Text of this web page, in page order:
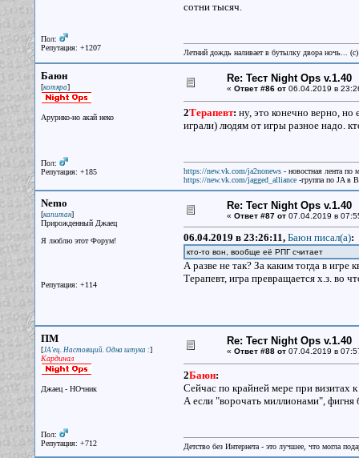
Пол:
Репутация: +1207
сотни тысяч.
Летний дождь наливает в бутылку двора ночь...
Баюн
[котяра]
Арурико-но акай неко
Пол:
Репутация: +185
Re: Тест Night Ops v.1.40
« Ответ #86 от06.04.2019 в
2Терапевт: ну, это конечно верно,
играли) людям от игры разное надо.
https://new.vk.com/ja2nonews- новостная лента по
https://new.vk.com/jagged_alliance-группа по JA в
Nemo
[капитан]
Прирожденный Джаец
Я люблю этот Форум!
Репутация: +114
Re: Тест Night Ops v.1.40
« Ответ #87 от07.04.2019 в
06.04.2019 в 23:26:11, Баюн писал(a):
кто-то вон, вообще её РПГ считает
А разве не так? За каким тогда в
Терапевт, игра превращается х.з. во
ПМ
[JA'ец. Настоящий. Одна штука :]
Кардинал
Джаец - НОчник
Пол:
Репутация: +712
Re: Тест Night Ops v.1.40
« Ответ #88 от07.04.2019 в
2Баюн:
Сейчас по крайней мере при визитах
А если "ворочать миллионами", фигня
Детство без Интернета - это лучшее, что могла